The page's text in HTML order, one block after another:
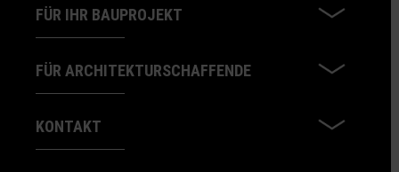
FÜR IHR BAUPROJEKT
FÜR ARCHITEKTURSCHAFFENDE
KONTAKT